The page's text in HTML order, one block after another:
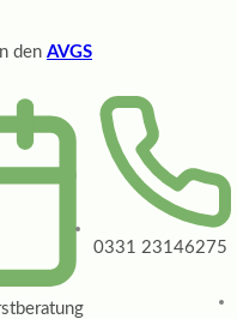
den AVGS
0331 23146275